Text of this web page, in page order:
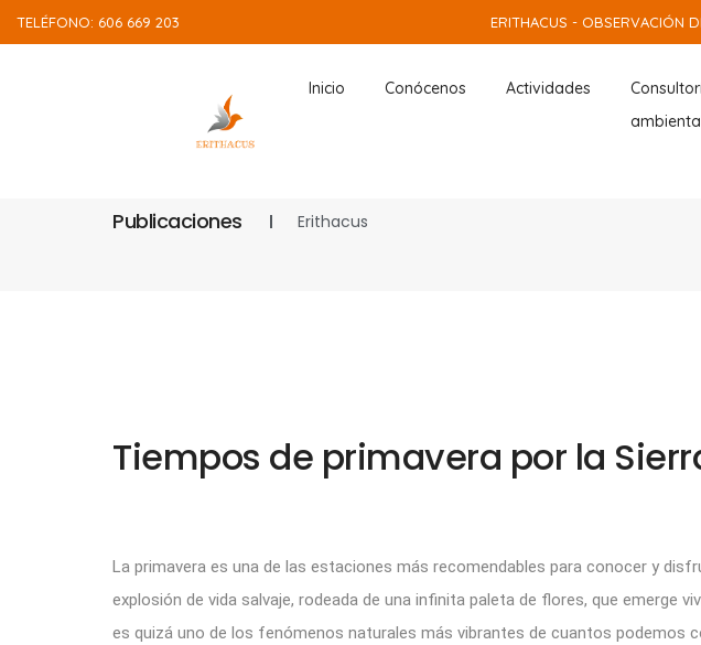
TELÉFONO: 606 669 203 ERITHACUS - OBSERVACIÓN
Inicio Conócenos Actividades
Publicaciones Erithacus
Tiempos de primavera por la
La primavera es una de las estaciones más recomendables para conocer y
explosión de vida salvaje, rodeada de una infinita paleta de flores, que emerge
es quizá uno de los fenómenos naturales más vibrantes de cuantos podemos